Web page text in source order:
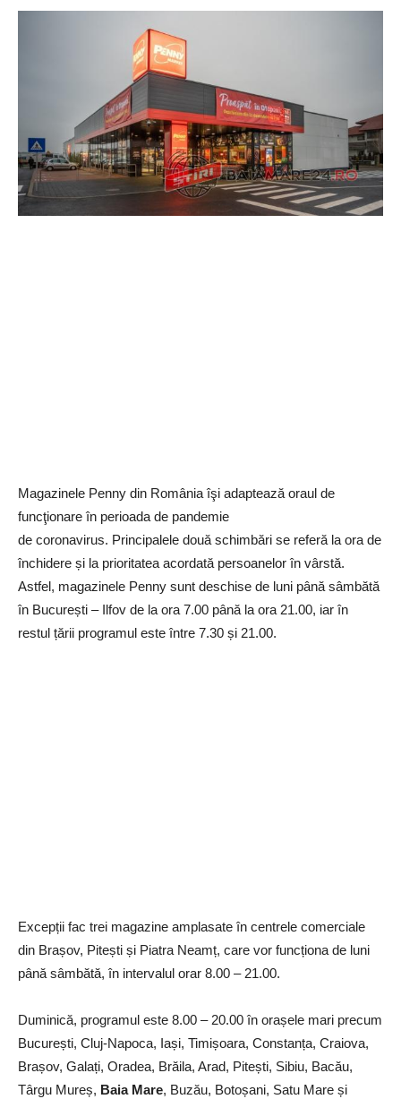
Magazinele Penny din România îşi adaptează oraul de
funcţionare în perioada de pandemie
de coronavirus. Principalele două schimbări se referă la ora de
închidere și la prioritatea acordată persoanelor în vârstă.
Astfel, magazinele Penny sunt deschise de luni până sâmbătă
în București – Ilfov de la ora 7.00 până la ora 21.00, iar în
restul țării programul este între 7.30 și 21.00.
Excepții fac trei magazine amplasate în centrele comerciale
din Brașov, Pitești și Piatra Neamț, care vor funcționa de luni
până sâmbătă, în intervalul orar 8.00 – 21.00.
Duminică, programul este 8.00 – 20.00 în orașele mari precum
București, Cluj-Napoca, Iași, Timișoara, Constanța, Craiova,
Brașov, Galați, Oradea, Brăila, Arad, Pitești, Sibiu, Bacău,
Târgu Mureș, Baia Mare, Buzău, Botoșani, Satu Mare și